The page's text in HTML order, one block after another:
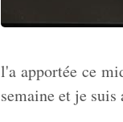
l'a apportée ce
semaine et je